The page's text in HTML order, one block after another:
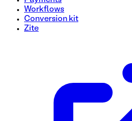
Esta plantilla de formulario de
de las personas. Utilice esta
atención médica personalizados.
Workflows
Conversion kit
Zite